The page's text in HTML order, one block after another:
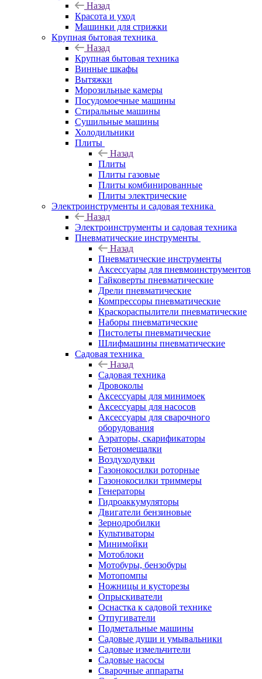
Назад
Красота и уход
Машинки для стрижки
Крупная бытовая техника
Назад
Крупная бытовая техника
Винные шкафы
Вытяжки
Морозильные камеры
Посудомоечные машины
Стиральные машины
Сушильные машины
Холодильники
Плиты
Назад
Плиты
Плиты газовые
Плиты комбинированные
Плиты электрические
Электроинструменты и садовая техника
Назад
Электроинструменты и садовая техника
Пневматические инструменты
Назад
Пневматические инструменты
Аксессуары для пневмоинструментов
Гайковерты пневматические
Дрели пневматические
Компрессоры пневматические
Краскораспылители пневматические
Наборы пневматические
Пистолеты пневматические
Шлифмашины пневматические
Садовая техника
Назад
Садовая техника
Дровоколы
Аксессуары для минимоек
Аксессуары для насосов
Аксессуары для сварочного
оборудования
Аэраторы, скарификаторы
Бетономешалки
Воздуходувки
Газонокосилки роторные
Газонокосилки триммеры
Генераторы
Гидроаккумуляторы
Двигатели бензиновые
Зернодробилки
Культиваторы
Минимойки
Мотоблоки
Мотобуры, бензобуры
Мотопомпы
Ножницы и кусторезы
Опрыскиватели
Оснастка к садовой технике
Отпугиватели
Подметальные машины
Садовые души и умывальники
Садовые измельчители
Садовые насосы
Сварочные аппараты